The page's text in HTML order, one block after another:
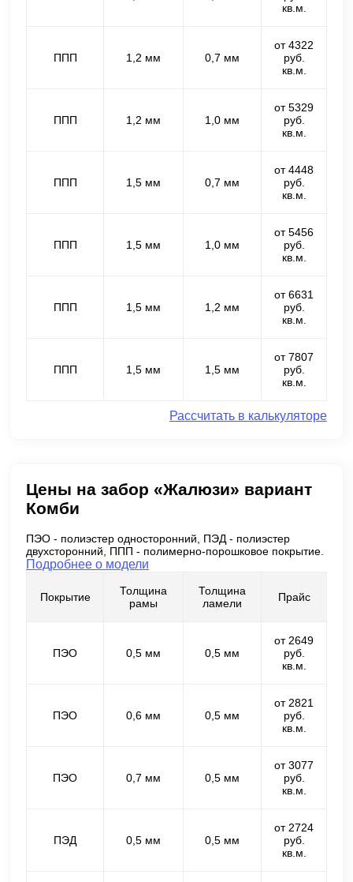
кв.м.
ППП 1,2 мм 0,7 мм
от 4322
руб.
кв.м.
ППП 1,2 мм 1,0 мм
от 5329
руб.
кв.м.
ППП 1,5 мм 0,7 мм
от 4448
руб.
кв.м.
ППП 1,5 мм 1,0 мм
от 5456
руб.
кв.м.
ППП 1,5 мм 1,2 мм
от 6631
руб.
кв.м.
ППП 1,5 мм 1,5 мм
от 7807
руб.
кв.м.
Рассчитать в калькуляторе
Цены на забор «Жалюзи» вариант
Комби
ПЭО - полиэстер односторонний, ПЭД - полиэстер
двухсторонний, ППП - полимерно-порошковое покрытие.
Подробнее о модели
Покрытие
Толщина
рамы
Толщина
ламели
Прайс
ПЭО 0,5 мм 0,5 мм
от 2649
руб.
кв.м.
ПЭО 0,6 мм 0,5 мм
от 2821
руб.
кв.м.
ПЭО 0,7 мм 0,5 мм
от 3077
руб.
кв.м.
ПЭД 0,5 мм 0,5 мм
от 2724
руб.
кв.м.